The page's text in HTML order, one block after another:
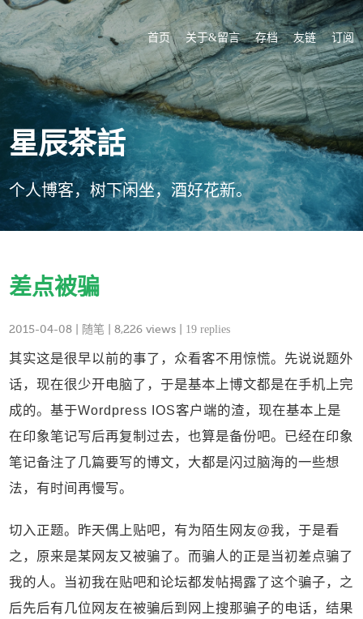
首页 关于&留言 存档 友链 订阅
星辰茶話
个人博客，树下闲坐，酒好花新。
差点被骗
2015-04-08 随笔 | 8,226 views | 19 replies
其实这是很早以前的事了，众看客不用惊慌。先说说题外
话，现在很少开电脑了，于是基本上博文都是在手机上完
成的。基于Wordpress IOS客户端的渣，现在基本上是
在印象笔记写后再复制过去，也算是备份吧。已经在印象
笔记备注了几篇要写的博文，大都是闪过脑海的一些想
法，有时间再慢写。
切入正题。昨天偶上贴吧，有为陌生网友@我，于是看
之，原来是某网友又被骗了。而骗人的正是当初差点骗了
我的人。当初我在贴吧和论坛都发帖揭露了这个骗子，之
后先后有几位网友在被骗后到网上搜那骗子的电话，结果